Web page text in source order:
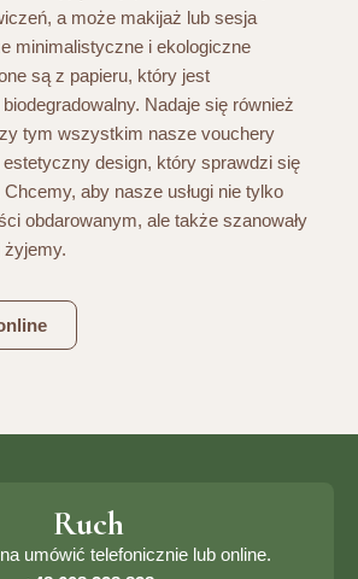
a może makijaż lub sesja
minimalistyczne i ekologiczne
są z papieru, który jest
Nadaje się również
tym wszystkim nasze vouchery
design, który sprawdzi się
aby nasze usługi nie tylko
obdarowanym, ale także szanowały
żyjemy.
Ruch
umówić telefonicznie lub online.